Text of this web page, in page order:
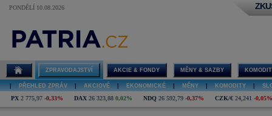
PONDĚLÍ 10.08.2026
ZPRAVODAJSTVÍ AKCIE & FONDY MĚNY & SAZBY
PŘEHLED ZPRÁV AKCIOVÉ EKONOMICKÉ MĚNY KOMODITY
PX 2 775,97 -0,33% DAX 26 323,88 0,02% NDQ 26 592,79 -0,37% CZK/€ 24,241 -0,05%